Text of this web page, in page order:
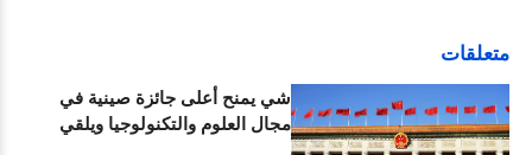
متعلقات
شي يمنح أعلى جائزة صينية في
مجال العلوم والتكنولوجيا ويلقي